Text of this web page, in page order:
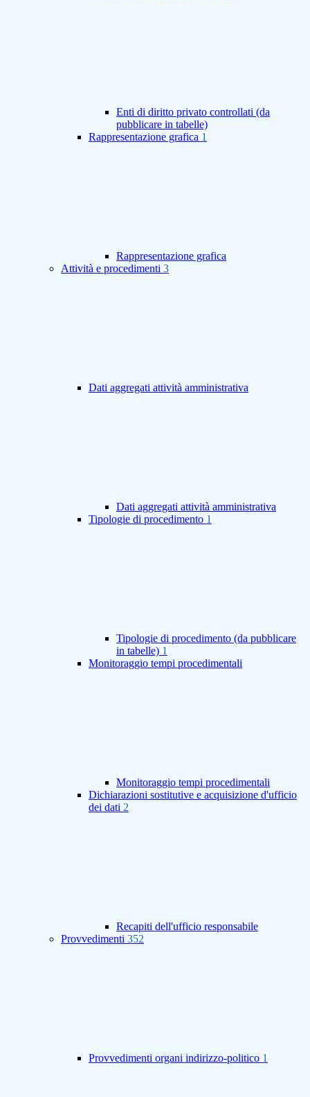
Enti di diritto privato controllati (da
pubblicare in tabelle)
Rappresentazione grafica 1
Rappresentazione grafica
Attività e procedimenti 3
Dati aggregati attività amministrativa
Dati aggregati attività amministrativa
Tipologie di procedimento 1
Tipologie di procedimento (da pubblicare
in tabelle) 1
Monitoraggio tempi procedimentali
Monitoraggio tempi procedimentali
Dichiarazioni sostitutive e acquisizione d'ufficio
dei dati 2
Recapiti dell'ufficio responsabile
Provvedimenti 352
Provvedimenti organi indirizzo-politico 1